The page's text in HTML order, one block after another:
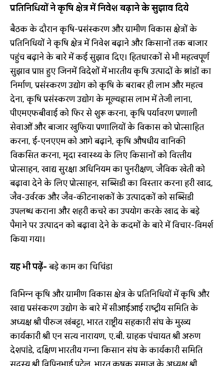
प्रतिनिधियों ने कृषि क्षेत्र में निवेश बढ़ाने के सुझाव दिये
बैठक के दौरान कृषि-प्रसंस्करण और ग्रामीण विकास क्षेत्रों के
प्रतिनिधियों ने कृषि क्षेत्र में निवेश बढ़ाने और किसानों तक बाजार
पहुंच बढ़ाने के बारे में कई सुझाव दिए। हितधारकों से भी महत्वपूर्ण
सुझाव प्राप्त हुए जिनमें विदेशों में भारतीय कृषि उत्पादों के ब्रांडों का
निर्माण, प्रसंस्करण उद्योग को कृषि के बराबर ही लाभ और महत्व
देना, कृषि प्रसंस्करण उद्योग के मूल्यह्रास लाभ में तेजी लाना,
पीएमएफबीवाई को फिर से शुरू करना, कृषि पर्यावरण प्रणाली
सेवाओं और बाजार खुफिया प्रणालियों के विकास को प्रोत्साहित
करना, ई-एनएएम को आगे बढ़ाने, कृषि औषधीय वानिकी
विकसित करना, मृदा स्वास्थ्य के लिए किसानों को वित्‍तीय
प्रोत्साहन, खाद्य सुरक्षा अधिनियम का पुनरीक्षण, जैविक खेती को
बढ़ावा देने के लिए प्रोत्साहन, सब्सिडी का विस्तार करना हरी खाद,
जैव-उर्वरक और जैव-कीटनाशकों के उत्पादकों को सब्सिडी
उपलब्‍ध कराना और शहरी कचरे का उपयोग करके खाद के बड़े
पैमाने पर उत्पादन को बढ़ावा देने के कदमों के बारे में विचार-विमर्श
किया गया।
यह भी पढ़ें- बड़े काम का चिचिंडा
विभिन्न कृषि और ग्रामीण विकास क्षेत्र के प्रतिनिधियों में कृषि और
खाद्य प्रसंस्करण उद्योग के बारे में सीआईआई राष्‍ट्रीय समिति के
अध्यक्ष श्री पीरुज खंबट्टा, भारत राष्ट्रीय सहकारी संघ के मुख्य
कार्यकारी श्री एन सत्य नारायण, ए.बी. ग्राहक पंचायत श्री अरुण
देशपांडे, दक्षिण भारतीय गन्ना किसान संघ के कार्यकारी समिति